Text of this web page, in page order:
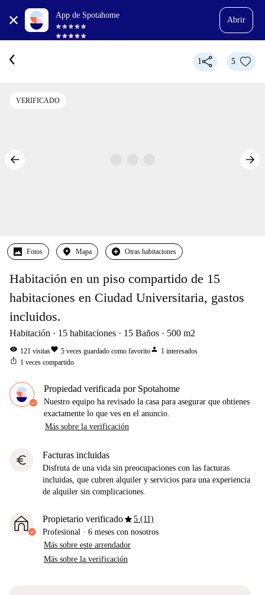
App de Spotahome
Abrir
1 5
VERIFICADO
Fotos Mapa Otras habitaciones
Habitación en un piso compartido de 15
habitaciones en Ciudad Universitaria, gastos
incluidos.
Habitación 15 habitaciones 15 Baños 500 m2
visibility 121 visitasfavorite 5 veces guardado como favoritoperson 1 interesados
ios_share 1 veces compartido
Propiedad verificada por Spotahome
Nuestro equipo ha revisado la casa para asegurar que obtienes
exactamente lo que ves en el anuncio.
Más sobre la verificación
euro Facturas incluidas
Disfruta de una vida sin preocupaciones con las facturas
incluidas, que cubren alquiler y servicios para una experiencia
de alquiler sin complicaciones.
Propietario verificadostar5 (11)
Profesional · 6 meses con nosotros
Más sobre este arrendador
Más sobre la verificación